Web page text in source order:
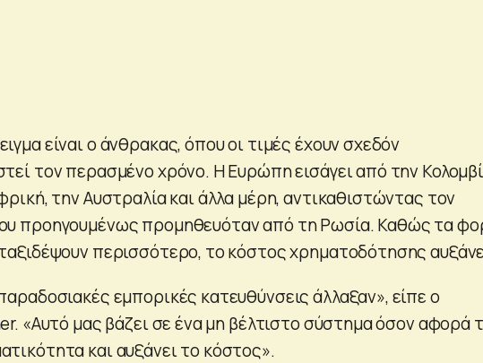
είναι ο άνθρακας, όπου οι τιμές έχουν σχεδόν
τον περασμένο χρόνο. Η Ευρώπη εισάγει από την
την Αυστραλία και άλλα μέρη, αντικαθιστώντας τον
προηγουμένως προμηθευόταν από τη Ρωσία. Καθώς τα
περισσότερο, το κόστος χρηματοδότησης
εμπορικές κατευθύνσεις άλλαξαν», είπε ο
«Αυτό μας βάζει σε ένα μη βέλτιστο σύστημα όσον αφορά
και αυξάνει το κόστος».